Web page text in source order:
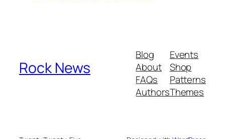
Rock News
Blog
About
FAQs
Authors
Events
Shop
Patterns
Themes